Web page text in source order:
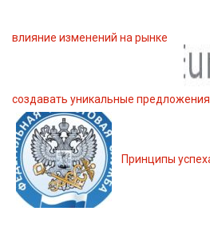
влияние изменений на рынке
создавать уникальные
Принципы